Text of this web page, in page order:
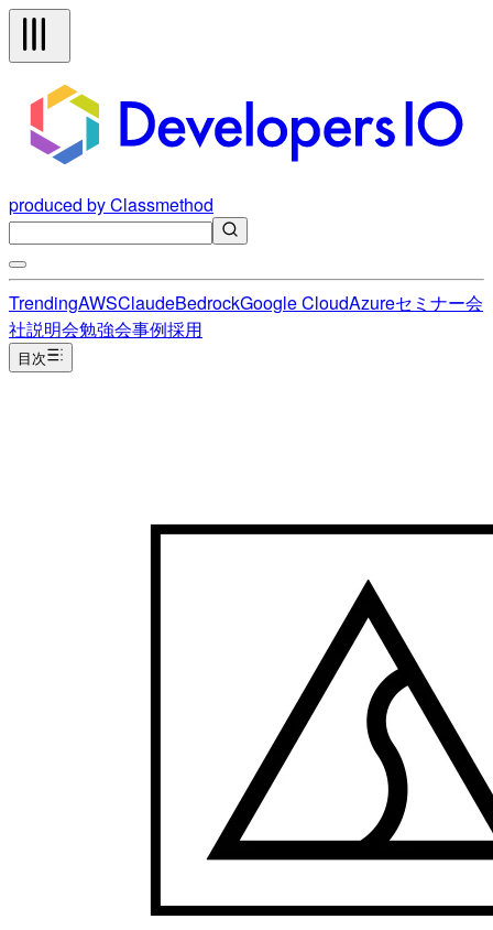
produced by Classmethod
TrendingAWSClaudeBedrockGoogle CloudAzureセミナー会
社説明会勉強会事例採用
目次